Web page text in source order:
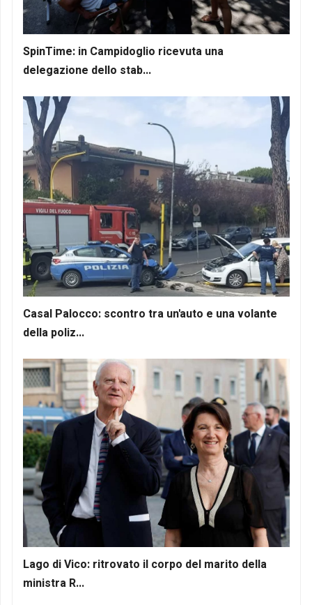
SpinTime: in Campidoglio ricevuta una
delegazione dello stab...
Casal Palocco: scontro tra un'auto e una volante
della poliz...
Lago di Vico: ritrovato il corpo del marito della
ministra R...